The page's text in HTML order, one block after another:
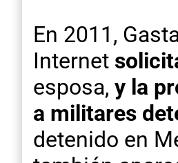
En 2011,
Internet
esposa, y la
a militares
detenido en